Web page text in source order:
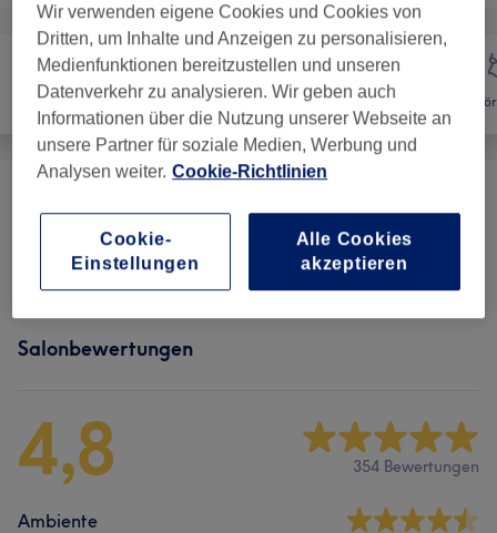
Gesicht Massage
Massagen (7) ab 41 €
Salonbewertungen
4,8 354 Bewertungen
Ambiente
Wir verwenden eigene Cookies und Cookies von
Dritten, um Inhalte und Anzeigen zu personalisieren,
Medienfunktionen bereitzustellen und unseren
Datenverkehr zu analysieren. Wir geben auch
Informationen über die Nutzung unserer Webseite an
unsere Partner für soziale Medien, Werbung und
Analysen weiter. Cookie-Richtlinien
Cookie-
Einstellungen
Alle Cookies
akzeptieren